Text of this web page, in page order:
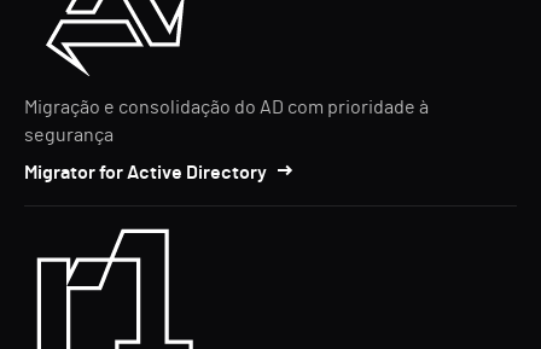
Migração e consolidação do AD com prioridade à
segurança
Migrator for Active Directory